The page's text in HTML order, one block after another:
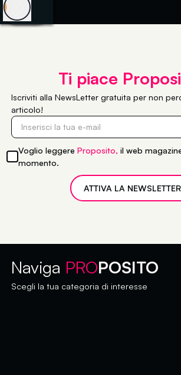
Ti piace
Iscriviti allaNewsLetter gratuita per non
articolo!
Voglio leggereProposito,il web
momento.
Naviga PROPOSITO
Scegli la tua categoria di interesse